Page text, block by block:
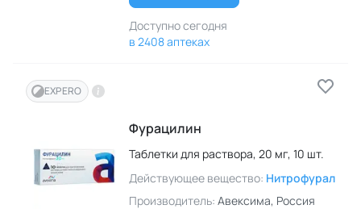
Доступно сегодня
в 2408 аптеках
EXPERO
Фурацилин
Таблетки для раствора, 20 мг, 10 шт.
Действующее вещество: Нитрофурал
Производитель: Авексима, Россия